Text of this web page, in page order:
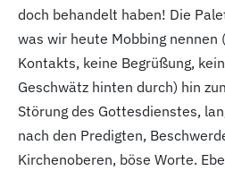
doch behandelt haben! Die
was wir heute Mobbing nennen
Kontakts, keine Begrüßung,
Geschwätz hinten durch) hin
Störung des Gottesdienstes,
nach den Predigten,
Kirchenoberen, böse Worte.